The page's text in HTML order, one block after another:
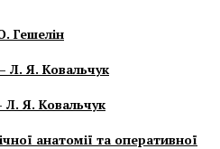
Гешелін
Л. Я. Ковальчук
Л. Я. Ковальчук
анатомії та оперативної